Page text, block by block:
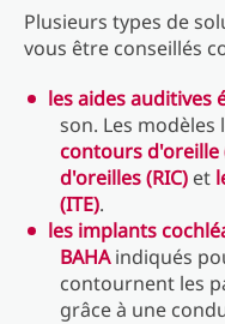
Plusieurs types de
vous être conseillés
les aides auditives
son. Les
contours d'oreille
d'oreilles (RIC) et
(ITE).
les implants
BAHAindiqués
contournent les
grâce à une